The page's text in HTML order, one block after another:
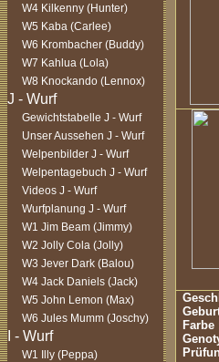
W4 Kilkenny (Hunter)
W5 Kaba (Carlee)
W6 Krombacher (Buddy)
W7 Kahlua (Lola)
W8 Knockando (Lennox)
Gewichtstabelle J - Wurf
Unser Aussehen J - Wurf
Welpenbilder J - Wurf
Welpentagebuch J - Wurf
Videos J - Wurf
Wurfplanung J - Wurf
W1 Jim Beam (Jimmy)
W2 Jolly Cola (Jolly)
W3 Jever Dark (Balou)
W4 Jack Daniels (Jack)
W5 John Lemon (Max)
W6 Jules Mumm (Joschy)
W1 Illy (Peppa)